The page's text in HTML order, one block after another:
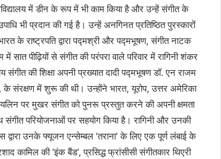
में डीन के रूप में भी काम किया है और उन्हें संगीत के
भी प्रदान की गई है। उन्हें अनगिनत प्रतिष्ठित पुरस्कारों
के राष्ट्रपति द्वारा पद्मश्री और पद्मभूषण, संगीत नाटक
पीढ़ियों से संगीत की परंपरा वाले परिवार में रागिनी शंकर
संगीत की शिक्षा अपनी प्रख्यात दादी पद्मभूषण डॉ. एन राजम
संरक्षण में शुरू की थी। उन्होंने भारत, यूरोप, उत्तर अमेरिका
पर मुखर संगीत को पुनरू प्रस्तुत करने की अपनी क्षमता
परियोजनाओं पर सहयोग किया है। रागिनी और उनकी
उनके फ्यूजन एन्सेम्बल ‘तराना’ के लिए एक पूर्ण लंबाई के
कामिल की ‘इंक बैंड’, प्रसिद्ध फ्रांसीसी संगीतकार थिएरी